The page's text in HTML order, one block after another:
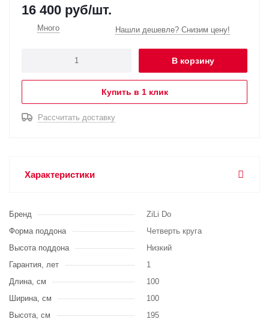
16 400 руб/шт.
Много Нашли дешевле? Снизим цену!
В корзину
Купить в 1 клик
Рассчитать доставку
Характеристики
Бренд
ZiLi Do
Форма поддона
Четверть круга
Высота поддона
Низкий
Гарантия, лет
1
Длина, см
100
Ширина, см
100
Высота, см
195